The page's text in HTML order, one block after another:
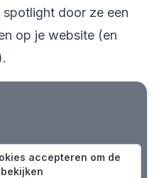
spotlight door ze een
op je website (en
accepteren om de